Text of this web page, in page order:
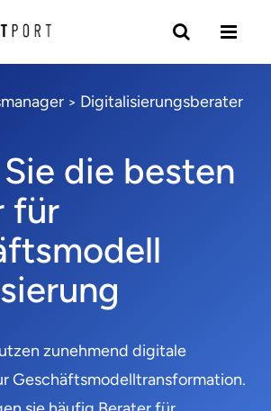
> Digitalisierungsberater
die besten
für
zunehmend digitale
Geschäftsmodelltransformation.